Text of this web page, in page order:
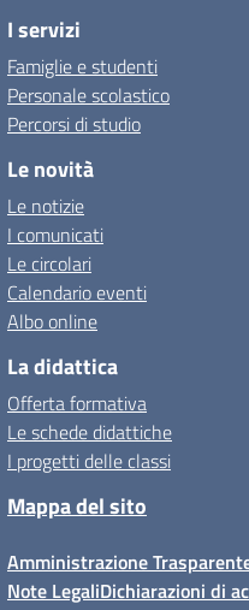
I servizi
Famiglie e studenti
Personale scolastico
Percorsi di studio
Le novità
Le notizie
I comunicati
Le circolari
Calendario eventi
Albo online
La didattica
Offerta formativa
Le schede didattiche
I progetti delle classi
Mappa del sito
Amministrazione
Note LegaliDichiarazioni di